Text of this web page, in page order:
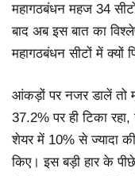
महागठबंधन महज 34
बाद अब इस बात का
महागठबंधन सीटों में क्यों
आंकड़ों पर नजर डालें तो
37.2% पर ही टिका
शेयर में 10% से ज्यादा
किए। इस बड़ी हार के